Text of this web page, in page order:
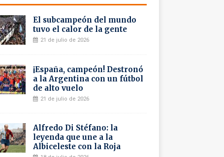
El subcampeón del mundo
tuvo el calor de la gente
21 de julio de 2026
¡España, campeón! Destronó
a la Argentina con un fútbol
de alto vuelo
21 de julio de 2026
Alfredo Di Stéfano: la
leyenda que une a la
Albiceleste con la Roja